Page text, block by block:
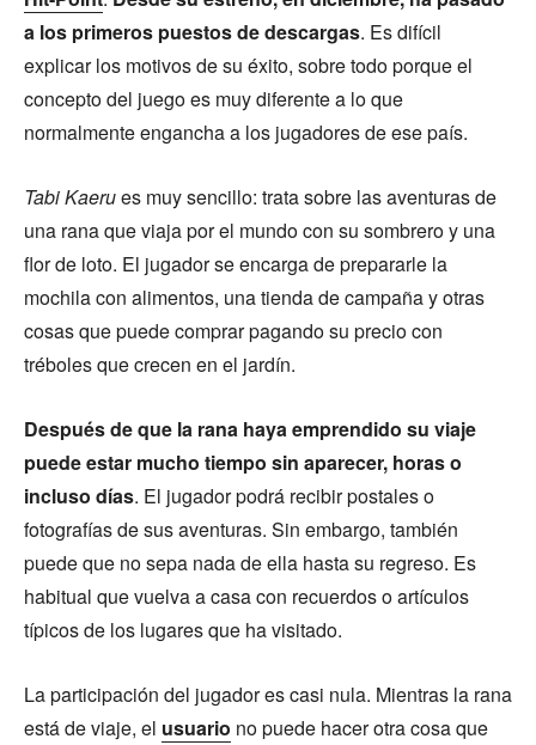
a los primeros puestos de descargas. Es difícil
explicar los motivos de su éxito, sobre todo porque el
concepto del juego es muy diferente a lo que
normalmente engancha a los jugadores de ese país.
Tabi Kaerues muy sencillo: trata sobre las aventuras de
una rana que viaja por el mundo con su sombrero y una
flor de loto. El jugador se encarga de prepararle la
mochila con alimentos, una tienda de campaña y otras
cosas que puede comprar pagando su precio con
tréboles que crecen en el jardín.
Después de que la rana haya emprendido su viaje
puede estar mucho tiempo sin aparecer, horas o
incluso días. El jugador podrá recibir postales o
fotografías de sus aventuras. Sin embargo, también
puede que no sepa nada de ella hasta su regreso. Es
habitual que vuelva a casa con recuerdos o artículos
típicos de los lugares que ha visitado.
La participación del jugador es casi nula. Mientras la rana
está de viaje, el usuario no puede hacer otra cosa que